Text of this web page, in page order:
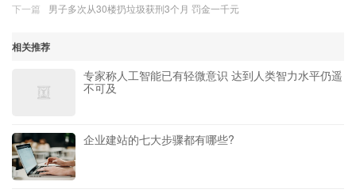
下一篇
男子多次从30楼扔垃圾获刑3个月 罚金一千元
相关推荐
专家称人工智能已有轻微意识 达到人类智力水平仍遥
不可及
企业建站的七大步骤都有哪些?